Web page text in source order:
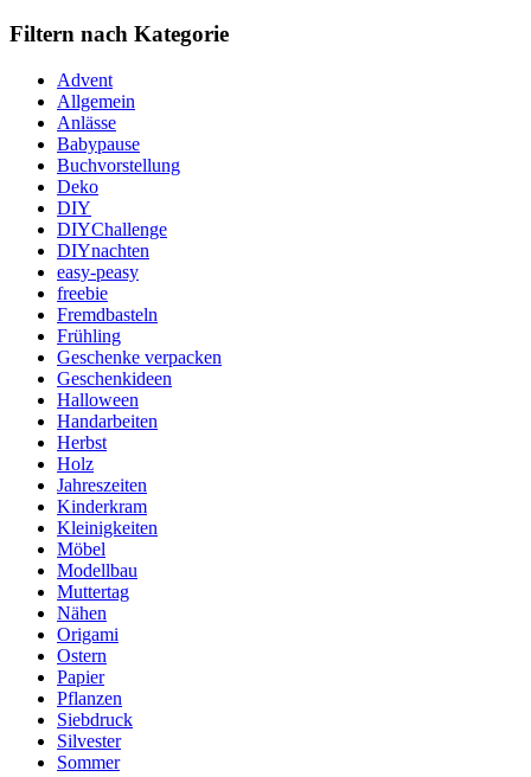
Filtern nach Kategorie
Advent
Allgemein
Anlässe
Babypause
Buchvorstellung
Deko
DIY
DIYChallenge
DIYnachten
easy-peasy
freebie
Fremdbasteln
Frühling
Geschenke verpacken
Geschenkideen
Halloween
Handarbeiten
Herbst
Holz
Jahreszeiten
Kinderkram
Kleinigkeiten
Möbel
Modellbau
Muttertag
Nähen
Origami
Ostern
Papier
Pflanzen
Siebdruck
Silvester
Sommer